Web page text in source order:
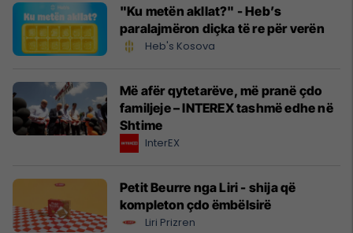
"Ku metën akllat?" - Heb’s
paralajmëron diçka të re për verën
Heb's Kosova
Më afër qytetarëve, më pranë çdo
familjeje – INTEREX tashmë edhe në
Shtime
InterEX
Petit Beurre nga Liri - shija që
kompleton çdo ëmbëlsirë
Liri Prizren